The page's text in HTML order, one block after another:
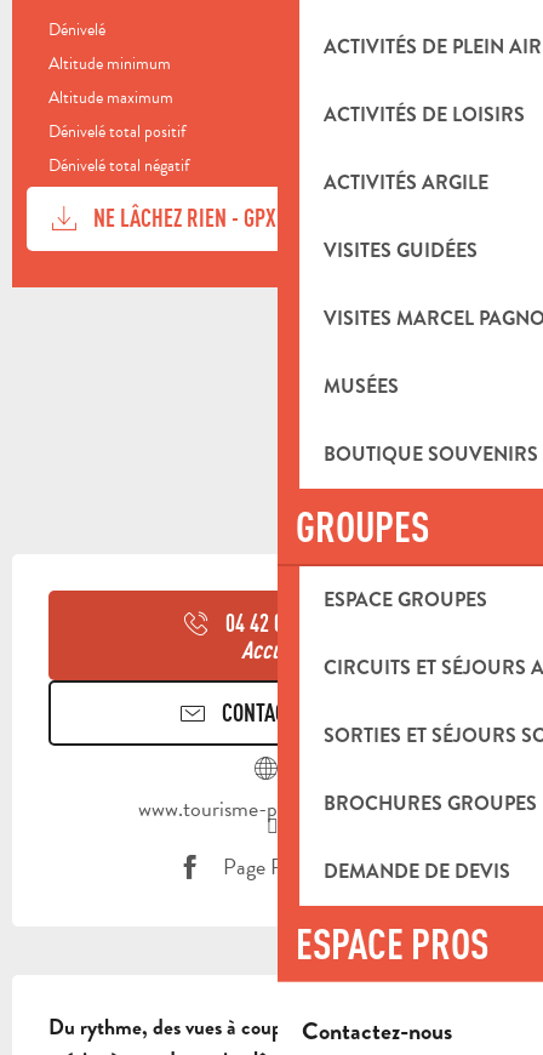
ACTIVITÉS DE PLEIN AIR
ACTIVITÉS DE LOISIRS
ACTIVITÉS ARGILE
VISITES GUIDÉES
VISITES MARCEL
MUSÉES
BOUTIQUE
GROUPES
ESPACE GROUPES
CIRCUITS ET SÉJOURS
SORTIES ET SÉJOURS
BROCHURES GROUPES
DEMANDE DE DEVIS
ESPACE PROS
Contactez-nous
Dénivelé 538 m
Altitude minimum
Altitude maximum 626 m
Dénivelé total positif
Dénivelé total négatif -538 m
DOCUMENTATION
NE LÂCHEZ RIEN - GPX
OUVERTURE ET COORDONNÉES
04 42 03 49
Accueil
CONTACTEZ-NOUS
www.tourisme-paysdaubagne.fr
Page Facebook
Du rythme, des vues à couper le souffle, cela se